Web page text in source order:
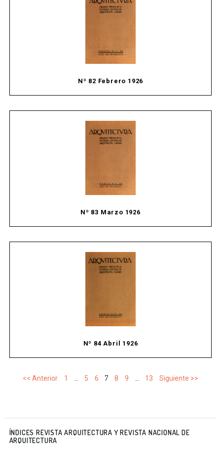
Nº 82 Febrero 1926
Nº 83 Marzo 1926
Nº 84 Abril 1926
<< Anterior 1 5 6 7 8 9 13 Siguiente >>
ÍNDICES REVISTA ARQUITECTURA Y REVISTA NACIONAL DE
ARQUITECTURA